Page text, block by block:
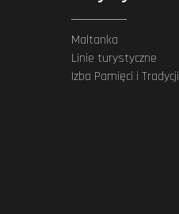
Maltanka
Linie turystyczne
Izba Pamięci i